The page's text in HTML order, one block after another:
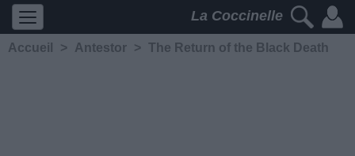
La Coccinelle
Accueil > Antestor > The Return of the Black Death